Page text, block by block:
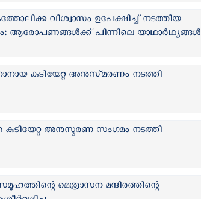
വിശ്വാസം ഉപേക്ഷിച്ച് നടത്തിയ
ആരോപണങ്ങൾക്ക് പിന്നിലെ യാഥാർഥ്യങ്ങൾ
കുടിയേറ്റ അനുസ്‌മരണം നടത്തി
കുടിയേറ്റ അനുസ്മരണ സംഗമം നടത്തി
മെത്രാസന മന്ദിരത്തിന്റെ